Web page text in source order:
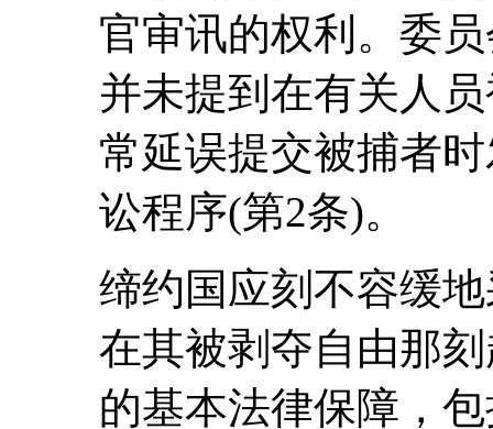
官审讯的权利。委
并未提到在有关人
常延误提交被捕者
讼程序(第2条)。
缔约国应刻不容缓
在其被剥夺自由那
的基本法律保障，